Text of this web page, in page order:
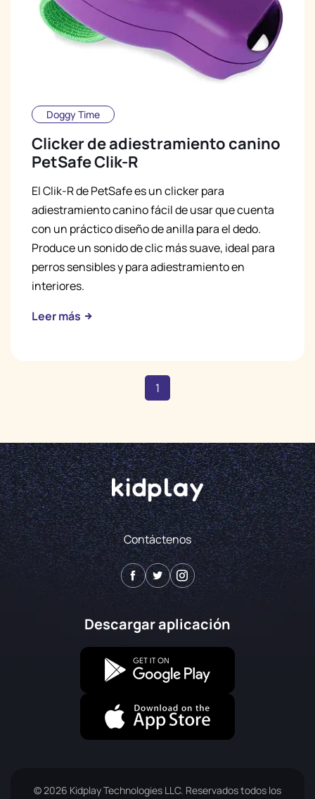
Doggy Time
Clicker de adiestramiento canino
PetSafe Clik-R
El Clik-R de PetSafe es un clicker para
adiestramiento canino fácil de usar que cuenta
con un práctico diseño de anilla para el dedo.
Produce un sonido de clic más suave, ideal para
perros sensibles y para adiestramiento en
interiores.
Leer más
1
Contáctenos
Descargar aplicación
© 2026 Kidplay Technologies LLC. Reservados todos los